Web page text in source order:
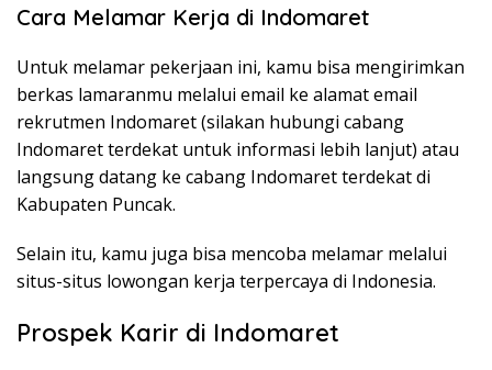
Cara Melamar Kerja di Indomaret
Untuk melamar pekerjaan ini, kamu bisa mengirimkan
berkas lamaranmu melalui email ke alamat email
rekrutmen Indomaret (silakan hubungi cabang
Indomaret terdekat untuk informasi lebih lanjut) atau
langsung datang ke cabang Indomaret terdekat di
Kabupaten Puncak.
Selain itu, kamu juga bisa mencoba melamar melalui
situs-situs lowongan kerja terpercaya di Indonesia.
Prospek Karir di Indomaret